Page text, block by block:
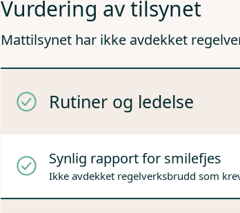
Vurdering av tilsynet
Mattilsynet har ikke avdekket
Rutiner og ledelse
Synlig rapport for smilefjes
Ikke avdekket regelverksbrudd som